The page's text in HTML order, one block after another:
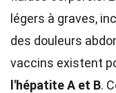
légers à graves,
des douleurs
vaccins existent
l'hépatite A et B.